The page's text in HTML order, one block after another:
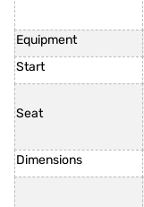
Equipment
Start
Seat
Dimensions